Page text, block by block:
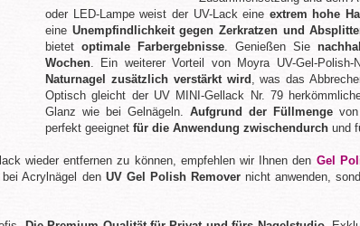
oder LED-Lampe weist der UV-Lack eine extrem hohe
eine Unempfindlichkeit gegen Zerkratzen und
bietetoptimale Farbergebnisse. Genießen Sie
Wochen. Ein weiterer Vorteil von Moyra UV-Gel-
Naturnagel zusätzlich verstärkt wird , was das
Optisch gleicht der UV MINI-Gellack Nr. 79
Glanz wie bei Gelnägeln. Aufgrund der Füllmengevon
perfekt geeignet für die Anwendung zwischendurch und f
wieder entfernen zu können, empfehlen wir Ihnen den Gel
bei Acrylnägel den UV Gel Polish Remover nicht anwenden,